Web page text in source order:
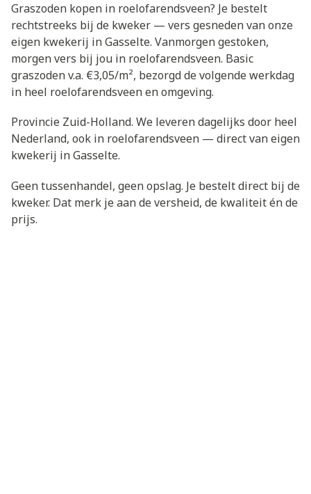
Graszoden kopen in roelofarendsveen? Je bestelt
rechtstreeks bij de kweker — vers gesneden van onze
eigen kwekerij in Gasselte. Vanmorgen gestoken,
morgen vers bij jou in roelofarendsveen. Basic
graszoden v.a. €3,05/m², bezorgd de volgende werkdag
in heel roelofarendsveen en omgeving.
Provincie Zuid-Holland. We leveren dagelijks door heel
Nederland, ook in roelofarendsveen — direct van eigen
kwekerij in Gasselte.
Geen tussenhandel, geen opslag. Je bestelt direct bij de
kweker. Dat merk je aan de versheid, de kwaliteit én de
prijs.